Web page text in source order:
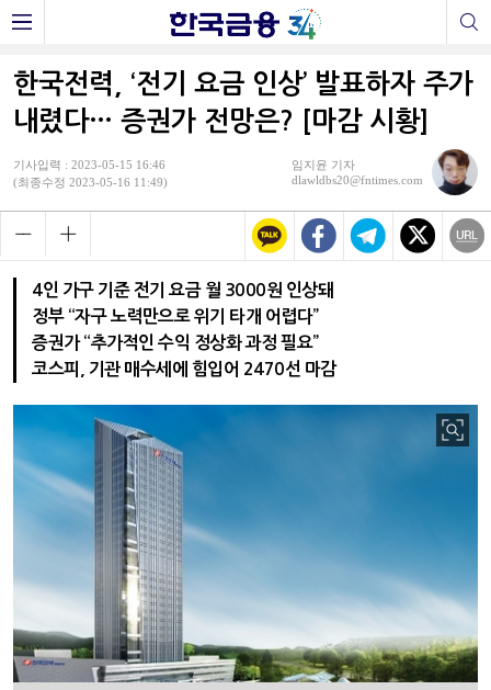
한국전력, ‘전기 요금 인상’ 발표하자 주가
내렸다… 증권가 전망은? [마감 시황]
기사입력 : 2023-05-15 16:46
(최종수정 2023-05-16 11:49)
임지윤 기자
dlawldbs20@fntimes.com
4인 가구 기준 전기 요금 월 3000원 인상돼
정부 “자구 노력만으로 위기 타개 어렵다”
증권가 “추가적인 수익 정상화 과정 필요”
코스피, 기관 매수세에 힘입어 2470선 마감